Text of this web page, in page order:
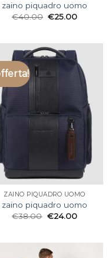
zaino piquadro uomo
€40.00 €25.00
ZAINO PIQUADRO UOMO
zaino piquadro uomo
€38.00 €24.00